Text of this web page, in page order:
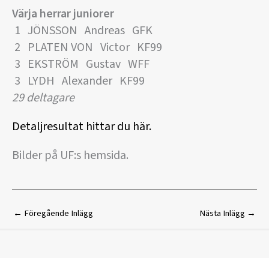
Värja herrar juniorer
1 JÖNSSON Andreas GFK
2 PLATEN VON Victor KF99
3 EKSTRÖM Gustav WFF
3 LYDH Alexander KF99
29 deltagare
Detaljresultat hittar du här.
Bilder på UF:s hemsida.
← Föregående Inlägg Nästa Inlägg →